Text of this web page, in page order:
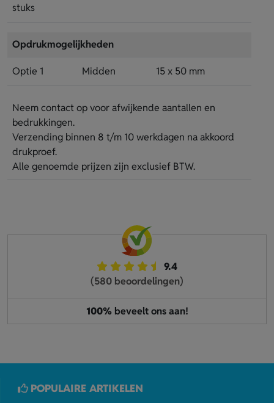
stuks
Opdrukmogelijkheden
Optie 1 Midden 15 x 50 mm
Neem contact op voor afwijkende aantallen en
bedrukkingen.
Verzending binnen 8 t/m 10 werkdagen na akkoord
drukproef.
Alle genoemde prijzen zijn exclusief BTW.
9.4
(580 beoordelingen)
100%beveelt ons aan!
POPULAIRE ARTIKELEN